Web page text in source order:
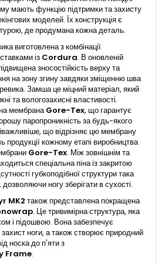
мають функцію підтримки та захисту
моделей. Їх конструкція є
де продумана кожна деталь.
виготовлена ​​з комбінації
із Cordura. В оновленій
зносостійкість верху та
на зону згину завдяки зміщенню шва
Замша це міцний матеріал, який
та вологозахисні властивості.
мембранаGore-Tex, що гарантує
паропроникність за будь-якого
що відрізняє цю мембрану
продукції кожному етапі виробництва
Gore-Tex. Між зовнішнім та
спеціальна піна із закритою
губкоподібної структури така
ногу зберігати в сухості.
MK2 також представлена покращена
. Це тривимірна структура, яка
і підошвою. Вона забезпечує
захист ноги, а також створює природний
носка до п'яти з
Frame.